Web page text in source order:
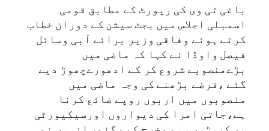
باغی ٹی وی کی رپورٹ کے مطابق قومی
اسمبلی اجلاس میں بجٹ سیشن کے دوران خطاب
کرتے ہوئے وفاقی وزیر برائے آبی وسائل
فیصل واوڈا نے کہا کہ ماضی میں
بڑےمنصوبے شروع کر کے ادھورےچھوڑ دیے
گئے ،قرضے بڑھنے کی وجہ ماضی میں
منصوبوں میں اربوں روپے ضائع کرنا
ہے،جاتی امرا کی دیواروں اورسیکیورٹی